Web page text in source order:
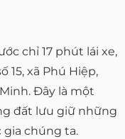
chỉ 17 phút lái xe,
15, xã Phú Hiệp,
Đây là một
đất lưu giữ những
gia chúng ta.